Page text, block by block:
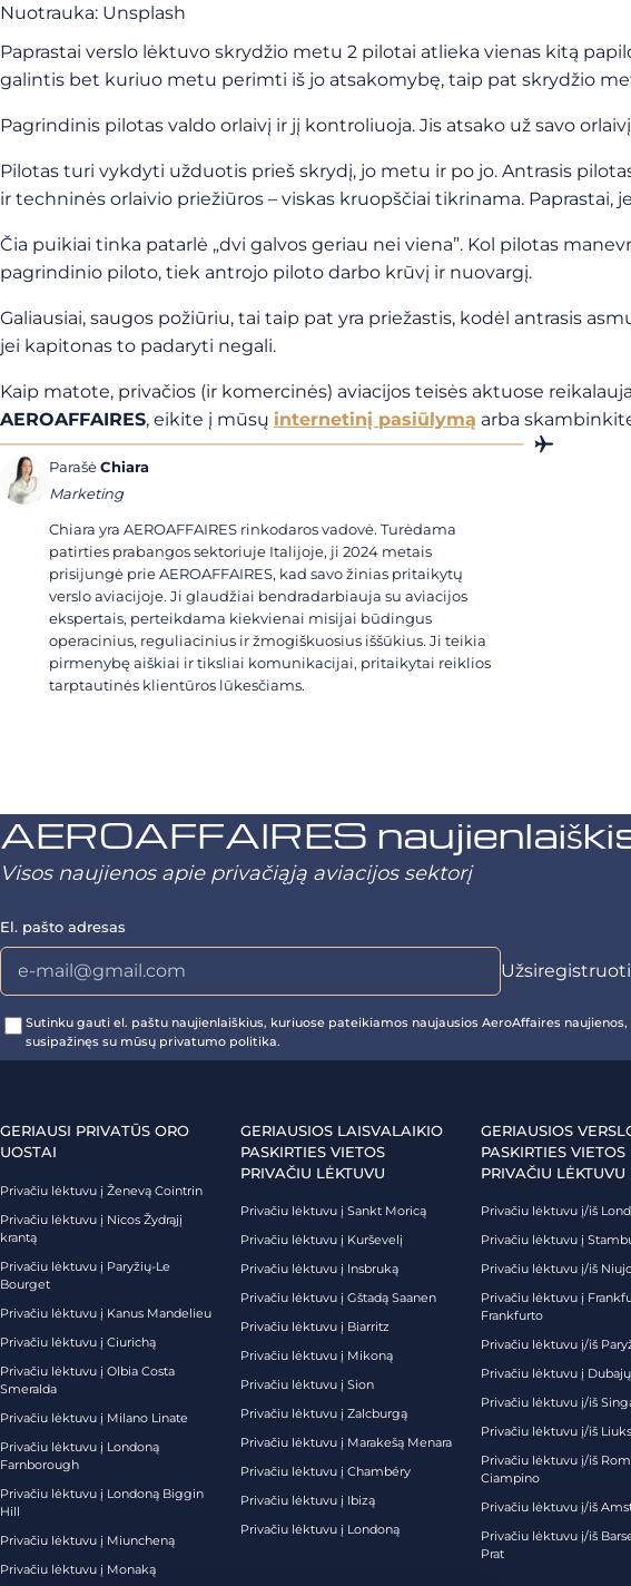
Nuotrauka: Unsplash
Paprastai verslo lėktuvo skrydžio metu 2 pilotai atlieka vienas kitą
galintis bet kuriuo metu perimti iš jo atsakomybę, taip pat skrydžio
Pagrindinis pilotas valdo orlaivį ir jį kontroliuoja. Jis atsako už savo
Pilotas turi vykdyti užduotis prieš skrydį, jo metu ir po jo. Antrasis
ir techninės orlaivio priežiūros – viskas kruopščiai tikrinama. Paprastai,
Čia puikiai tinka patarlė „dvi galvos geriau nei viena”. Kol pilotas
pagrindinio piloto, tiek antrojo piloto darbo krūvį ir nuovargį.
Galiausiai, saugos požiūriu, tai taip pat yra priežastis, kodėl antrasis
jei kapitonas to padaryti negali.
Kaip matote, privačios (ir komercinės) aviacijos teisės aktuose
AEROAFFAIRES, eikite į mūsų internetinį pasiūlymą arba
ParašėChiara
Marketing
Chiara yra AEROAFFAIRES rinkodaros vadovė. Turėdama
patirties prabangos sektoriuje Italijoje, ji 2024 metais
prisijungė prie AEROAFFAIRES, kad savo žinias pritaikytų
verslo aviacijoje. Ji glaudžiai bendradarbiauja su aviacijos
ekspertais, perteikdama kiekvienai misijai būdingus
operacinius, reguliacinius ir žmogiškuosius iššūkius. Ji teikia
pirmenybę aiškiai ir tiksliai komunikacijai, pritaikytai reiklios
tarptautinės klientūros lūkesčiams.
AEROAFFAIRES
Visos naujienos apie privačiąją aviacijos sektorį
El. pašto adresas
Sutinku gauti el. paštu naujienlaiškius, kuriuose pateikiamos naujausios AeroAffaires naujienos,
susipažinęs su mūsų privatumo politika.
GERIAUSI PRIVATŪS ORO
UOSTAI
Privačiu lėktuvu į Ženevą Cointrin
Privačiu lėktuvu į Nicos Žydrąjį
krantą
Privačiu lėktuvu į Paryžių-Le
Bourget
Privačiu lėktuvu į Kanus Mandelieu
Privačiu lėktuvu į Ciurichą
Privačiu lėktuvu į Olbia Costa
Smeralda
Privačiu lėktuvu į Milano Linate
Privačiu lėktuvu į Londoną
Farnborough
Privačiu lėktuvu į Londoną Biggin
Hill
Privačiu lėktuvu į Miuncheną
Privačiu lėktuvu į Monaką
GERIAUSIOS LAISVALAIKIO
PASKIRTIES VIETOS
PRIVAČIU LĖKTUVU
Privačiu lėktuvu į Sankt Moricą
Privačiu lėktuvu į Kurševelį
Privačiu lėktuvu į Insbruką
Privačiu lėktuvu į Gštadą Saanen
Privačiu lėktuvu į Biarritz
Privačiu lėktuvu į Mikoną
Privačiu lėktuvu į Sion
Privačiu lėktuvu į Zalcburgą
Privačiu lėktuvu į Marakešą Menara
Privačiu lėktuvu į Chambéry
Privačiu lėktuvu į Ibizą
Privačiu lėktuvu į Londoną
GERIAUSIOS
PASKIRTIES VIETOS
PRIVAČIU LĖKTUVU
Privačiu lėktuvu į/iš
Privačiu lėktuvu į
Privačiu lėktuvu į/iš
Privačiu lėktuvu į
Frankfurto
Privačiu lėktuvu į/iš
Privačiu lėktuvu į
Privačiu lėktuvu į/iš
Privačiu lėktuvu į/iš
Privačiu lėktuvu į/iš
Ciampino
Privačiu lėktuvu į/iš
Privačiu lėktuvu į/iš
Prat